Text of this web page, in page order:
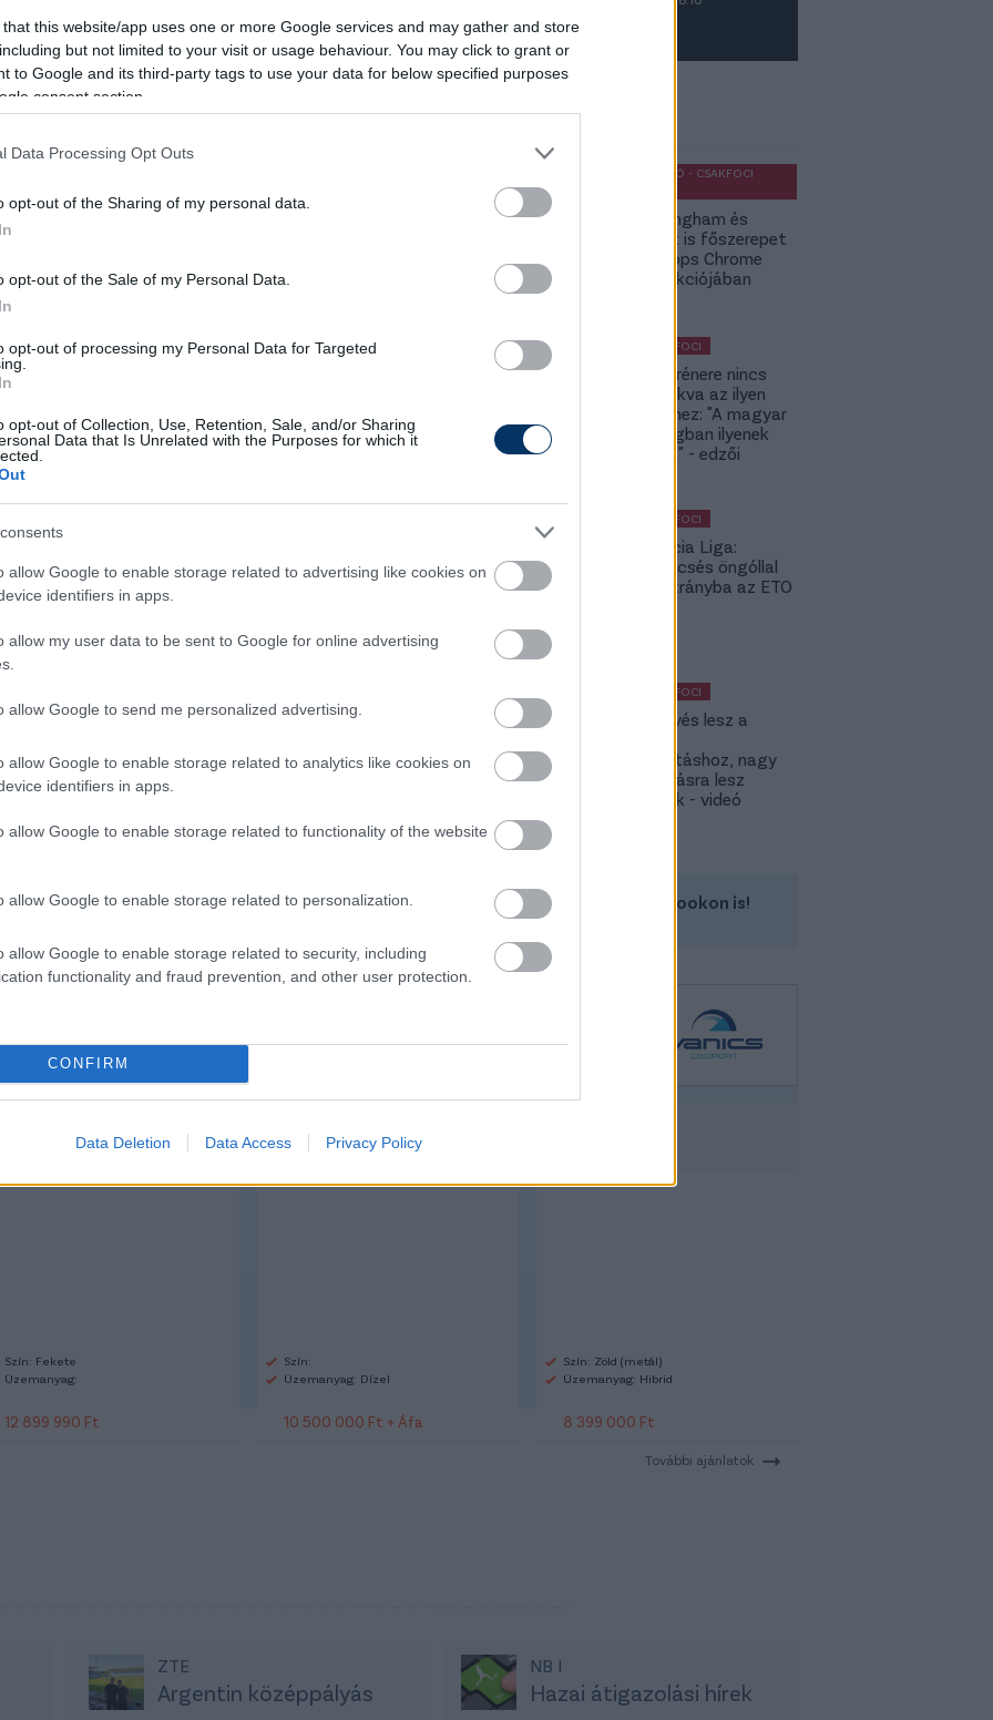
that this website/app uses one or more Google services and may gather and store
but not limited to your visit or usage behaviour. You may click to grant or
to Google and its third-party tags to use your data for below specified purposes
consent section.
Data Processing Opt Outs
opt-out of the Sharing of my personal data.
opt-out of the Sale of my Personal Data.
opt-out of processing my Personal Data for Targeted
opt-out of Collection, Use, Retention, Sale, and/or Sharing
Data that Is Unrelated with the Purposes for which it
allow Google to enable storage related to advertising like cookies on
identifiers in apps.
allow my user data to be sent to Google for online advertising
allow Google to send me personalized advertising.
allow Google to enable storage related to analytics like cookies on
identifiers in apps.
allow Google to enable storage related to functionality of the website
allow Google to enable storage related to personalization.
allow Google to enable storage related to security, including
functionality and fraud prevention, and other user protection.
CONFIRM
Data Deletion Data Access Privacy Policy
a Meccsbox, a meccsfigyelő app!
se!
Újpest FC, ÉLŐ
Athletic Bilbao-Real Mallorca, ÉLŐ
Strasbourg - Paris Saint-Germain, ÉLŐ
Heidenheim-Borussia Dortmund, ÉLŐ
az elsők között legyen a Google-
Link másolása
Ezeket ajánljuk
OLDALHÁLÓ - CSAKFOCI
Jude Bellingham és
Budapest is főszerepet
kap a Topps Chrome
UCC kollekciójában
KÜLFÖLDI FOCI
A DVSC trénere nincs
hozzászokva az ilyen
meccsekhez: "A magyar
bajnokságban ilyenek
nincsenek" - edzői
KÜLFÖLDI FOCI
Konferencia Liga:
Balszerencsés öngóllal
került hátrányba az ETO
KÜLFÖLDI FOCI
KL: Ez kevés lesz a
továbbjutáshoz, nagy
feltámadásra lesz
szükségük - videó
Kövess minket a Facebookon is!
Szín: Fekete
Üzemanyag:
12 899 990 Ft
Szín:
Üzemanyag: Dízel
10 500 000 Ft + Áfa
Szín: Zöld (metál)
Üzemanyag: Hibrid
8 399 000 Ft
További ajánlatok
ZTE
Argentin középpályás
NB I
Hazai átigazolási hírek